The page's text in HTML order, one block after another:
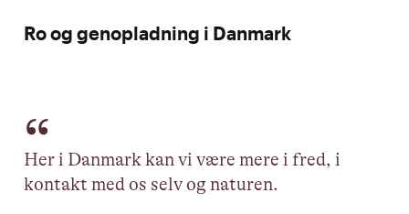
Ro og genopladning i Danmark
Her i Danmark kan vi være mere i fred, i
kontakt med os selv og naturen.